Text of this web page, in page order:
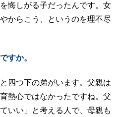
悔しがる子だったんです。女
からこう、というのを理不尽
すか。
四つ下の弟がいます。父親は
熱心ではなかったですね。父
いい」と考える人で、母親も